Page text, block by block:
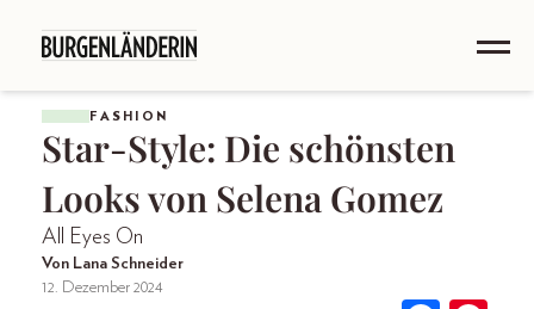
FASHION
Star-Style: Die schönsten
Looks von Selena Gomez
All Eyes On
Von Lana Schneider
12. Dezember 2024